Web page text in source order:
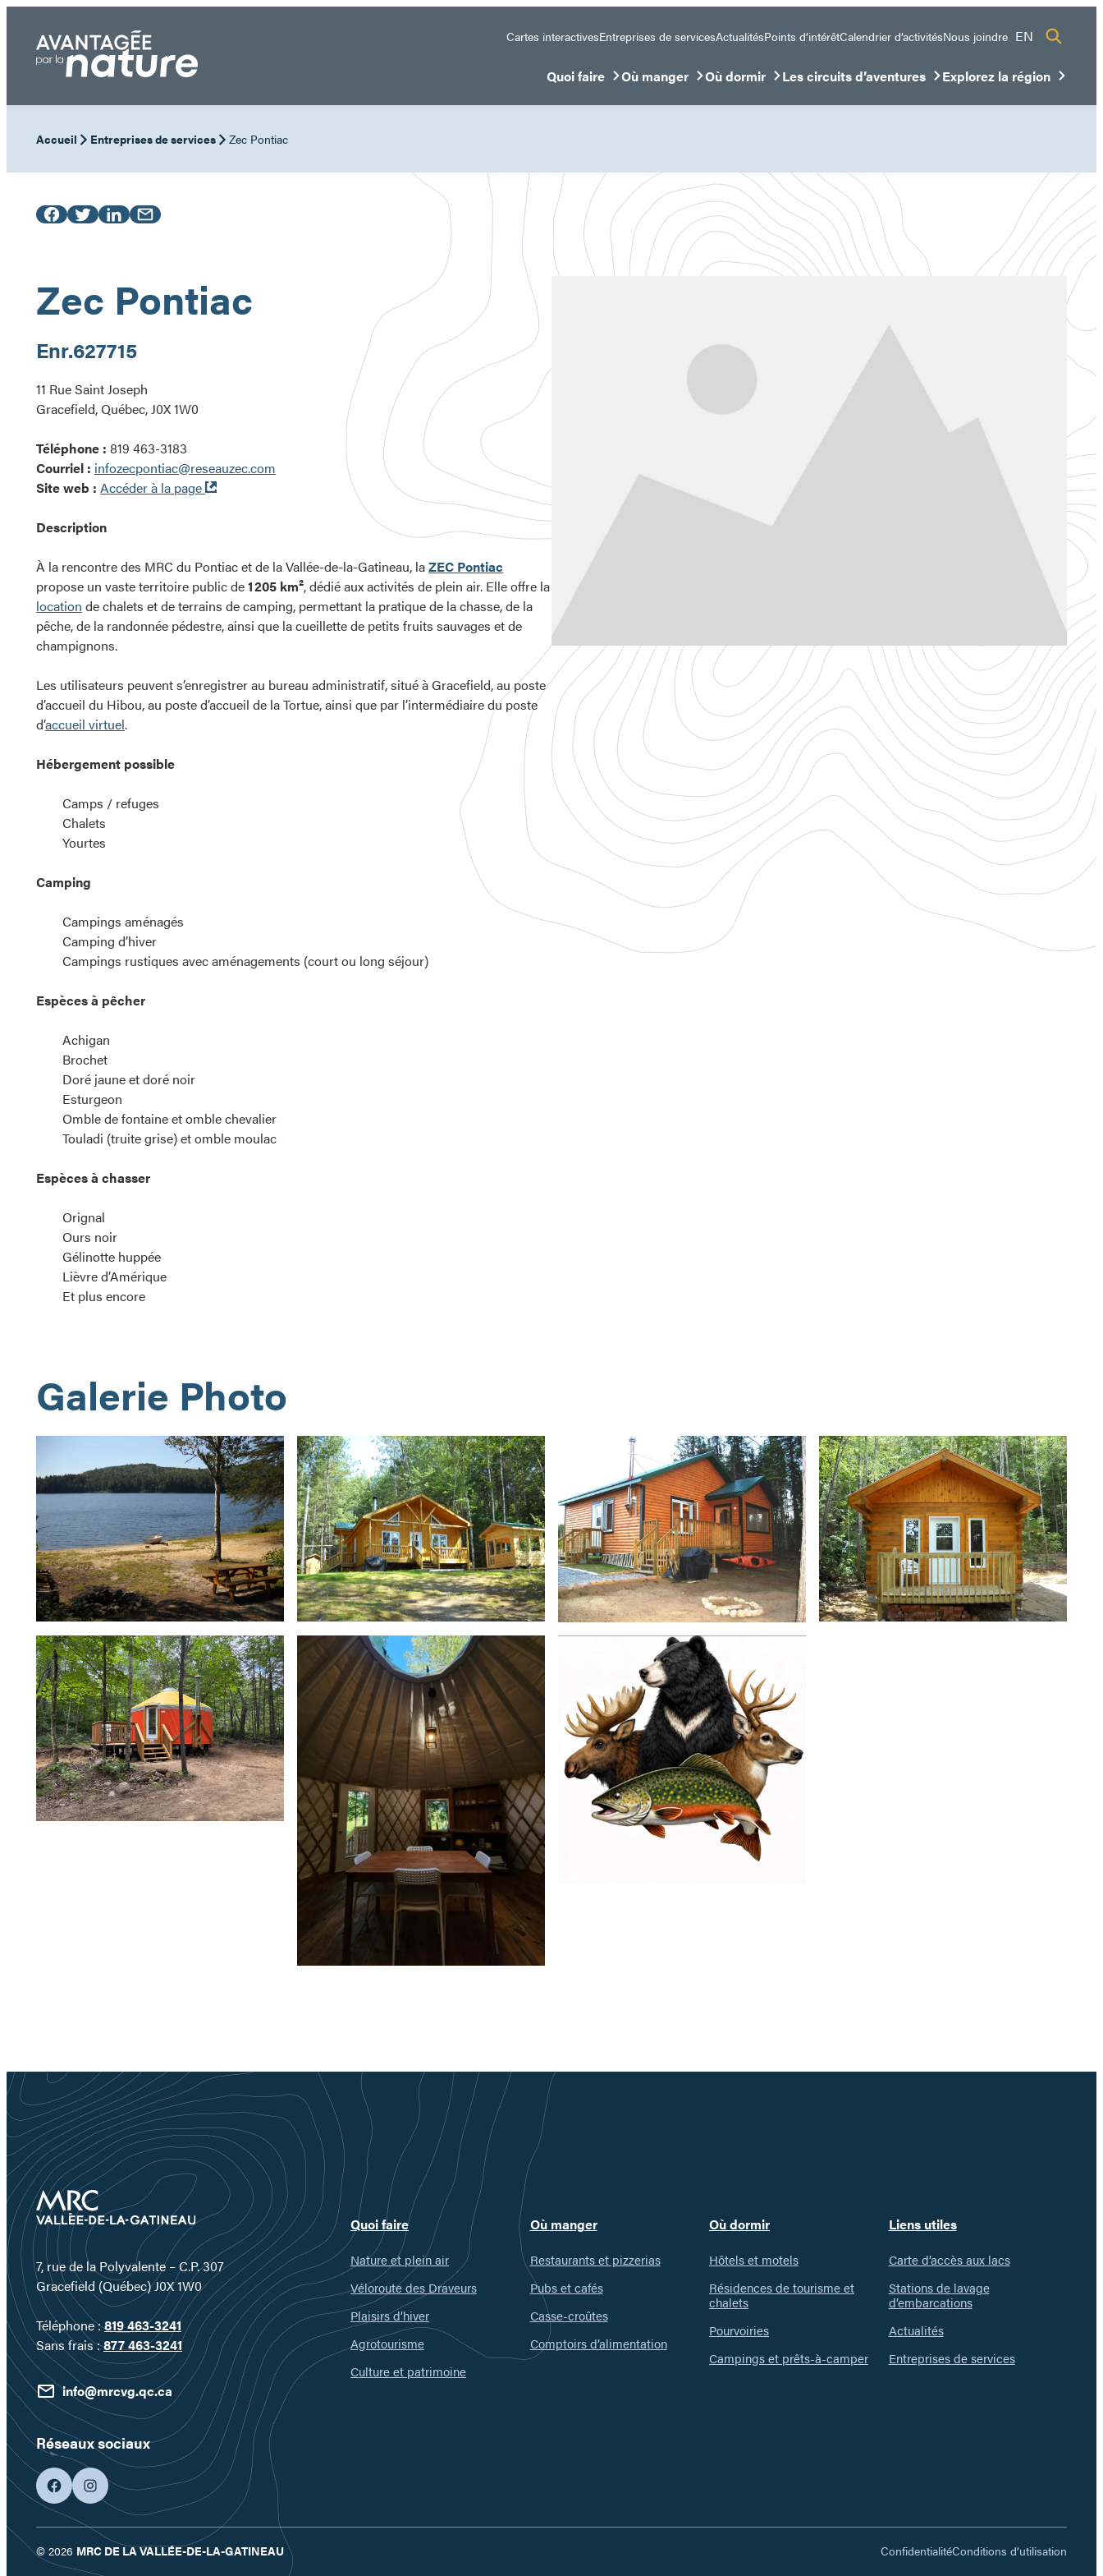
contenu
Cartes interactivesEntreprises de servicesActualitésPoints d’intérêtCalendrier d’activitésNous joindre EN
Quoi faire
Ouvrir/Fermer le sous-menu
Où manger
Ouvrir/Fermer le sous-menu
Où dormir
Ouvrir/Fermer le sous-menu
Les circuits d’aventures
Ouvrir/Fermer le sous-menuExplorez la région
Ouvrir/Fermer le sous-
Accueil Entreprises de services Zec Pontiac
Zec Pontiac
Enr.627715
11 Rue Saint Joseph
Gracefield, Québec, J0X 1W0
Téléphone : 819 463-3183
Courriel : infozecpontiac@reseauzec.com
Site web : Accéder à la page
Ouvre
fenêtre
Description
À la rencontre des MRC du Pontiac et de la Vallée-de-la-Gatineau, laZEC Pontiac
propose un vaste territoire public de1 205 km², dédié aux activités de plein air. Elle offre la
location de chalets et de terrains de camping, permettant la pratique de la chasse, de la
pêche, de la randonnée pédestre, ainsi que la cueillette de petits fruits sauvages et de
champignons.
Les utilisateurs peuvent s’enregistrer au bureau administratif, situé à Gracefield, au poste
d’accueil du Hibou, au poste d’accueil de la Tortue, ainsi que par l’intermédiaire du poste
d’accueil virtuel.
Hébergement possible
Camps / refuges
Chalets
Yourtes
Camping
Campings aménagés
Camping d’hiver
Campings rustiques avec aménagements (court ou long séjour)
Espèces à pêcher
Achigan
Brochet
Doré jaune et doré noir
Esturgeon
Omble de fontaine et omble chevalier
Touladi (truite grise) et omble moulac
Espèces à chasser
Orignal
Ours noir
Gélinotte huppée
Lièvre d’Amérique
Et plus encore
Galerie Photo
7, rue de la Polyvalente – C.P. 307
Gracefield (Québec) J0X 1W0
Téléphone :819 463-3241
Sans frais :877 463-3241
info@mrcvg.qc.ca
Réseaux sociaux
facebookgoogleplus
Quoi faire
Nature et plein air
Véloroute des Draveurs
Plaisirs d’hiver
Agrotourisme
Culture et patrimoine
Où manger
Restaurants et pizzerias
Pubs et cafés
Casse-croûtes
Comptoirs d’alimentation
Où dormir
Hôtels et motels
Résidences de tourisme et
chalets
Pourvoiries
Campings et prêts-à-camper
Liens utiles
Carte d’accès aux lacs
Stations de lavage
d’embarcations
Actualités
Entreprises de services
© 2026 MRC DE LA VALLÉE-DE-LA-GATINEAU ConfidentialitéConditions d’utilisation